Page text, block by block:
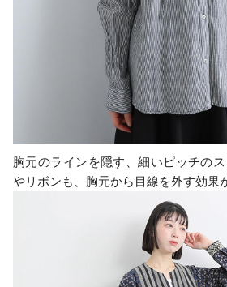
胸元のラインを隠す、細いピッチの
やリボンも、胸元から目線を外す効